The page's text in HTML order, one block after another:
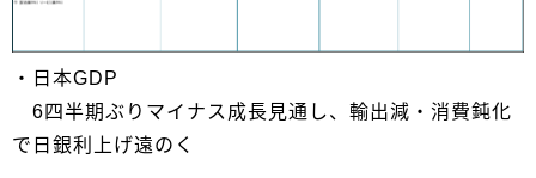
・日本GDP
6四半期ぶりマイナス成長見通し、輸出減・消費鈍化
で日銀利上げ遠のく